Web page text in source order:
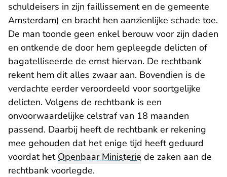
schuldeisers in zijn faillissement en de gemeente
Amsterdam) en bracht hen aanzienlijke schade toe.
De man toonde geen enkel berouw voor zijn daden
en ontkende de door hem gepleegde delicten of
bagatelliseerde de ernst hiervan. De rechtbank
rekent hem dit alles zwaar aan. Bovendien is de
verdachte eerder veroordeeld voor soortgelijke
delicten. Volgens de rechtbank is een
onvoorwaardelijke celstraf van 18 maanden
passend. Daarbij heeft de rechtbank er rekening
mee gehouden dat het enige tijd heeft geduurd
voordat hetOpenbaar Ministerie de zaken aan de
rechtbank voorlegde.